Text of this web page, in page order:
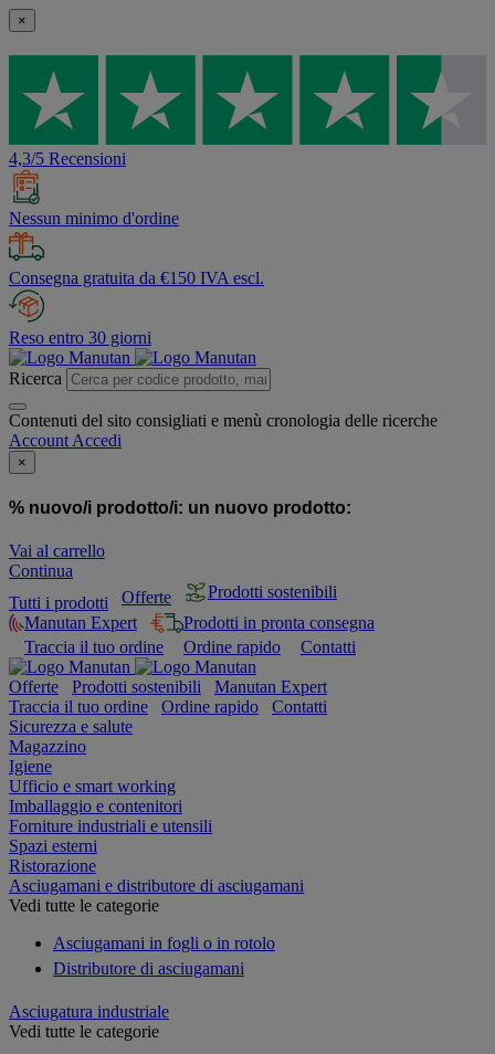
×
4,3/5 Recensioni
Nessun minimo d'ordine
Consegna gratuita da €150 IVA escl.
Reso entro 30 giorni
Ricerca
Contenuti del sito consigliati e menù cronologia delle ricerche
Account Accedi
×
% nuovo/i prodotto/i: un nuovo prodotto:
Vai al carrello
Continua
Tutti i prodotti
Offerte
Prodotti sostenibili
Manutan Expert
Prodotti in pronta consegna
Traccia il tuo ordine
Ordine rapido Contatti
Offerte Prodotti sostenibili
Manutan Expert
Traccia il tuo ordine
Ordine rapido
Contatti
Sicurezza e salute
Magazzino
Igiene
Ufficio e smart working
Imballaggio e contenitori
Forniture industriali e utensili
Spazi esterni
Ristorazione
Asciugamani e distributore di asciugamani
Vedi tutte le categorie
Asciugamani in fogli o in rotolo
Distributore di asciugamani
Asciugatura industriale
Vedi tutte le categorie